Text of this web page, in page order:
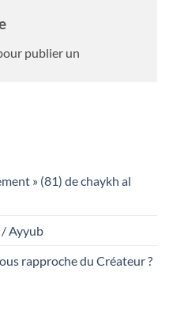
publier un
» (81) de chaykh al
/ Ayyub
rapproche du Créateur ?